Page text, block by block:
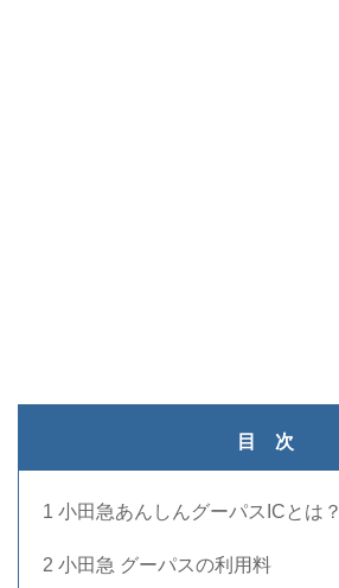
目 次
1 小田急あんしんグーパスICとは？
2 小田急 グーパスの利用料